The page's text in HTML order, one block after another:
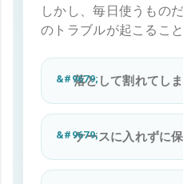
しかし、毎日使うもの
のトラブルが起こるこ
落として割れてし
ケースに入れずに